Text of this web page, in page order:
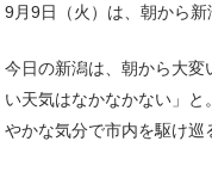
9月9日（火）は、朝から新
今日の新潟は、朝から大
い天気はなかなかない」
やかな気分で市内を駆け巡